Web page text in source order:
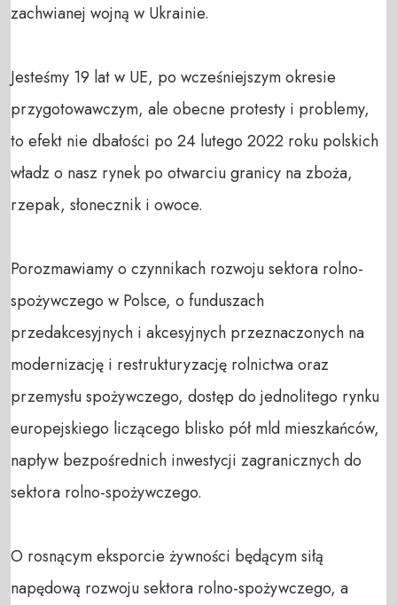
zachwianej wojną w Ukrainie.
Jesteśmy 19 lat w UE, po wcześniejszym okresie
przygotowawczym, ale obecne protesty i problemy,
to efekt nie dbałości po 24 lutego 2022 roku polskich
władz o nasz rynek po otwarciu granicy na zboża,
rzepak, słonecznik i owoce.
Porozmawiamy o czynnikach rozwoju sektora rolno-
spożywczego w Polsce, o funduszach
przedakcesyjnych i akcesyjnych przeznaczonych na
modernizację i restrukturyzację rolnictwa oraz
przemysłu spożywczego, dostęp do jednolitego rynku
europejskiego liczącego blisko pół mld mieszkańców,
napływ bezpośrednich inwestycji zagranicznych do
sektora rolno-spożywczego.
O rosnącym eksporcie żywności będącym siłą
napędową rozwoju sektora rolno-spożywczego, a